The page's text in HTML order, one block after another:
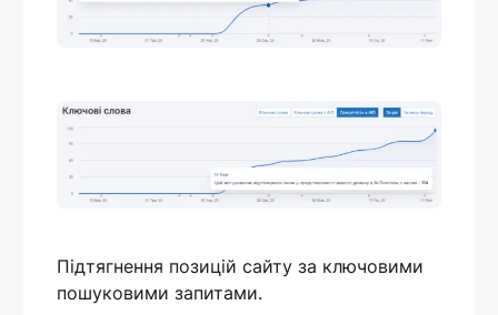
Підтягнення позицій сайту за ключовими
пошуковими запитами.